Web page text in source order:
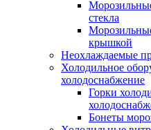
стекла
крышкой
Неохлаждаемые
Холодильное
холодоснабжение
Горки
Бонеты